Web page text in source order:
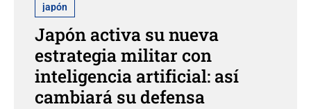
japón
Japón activa su nueva
estrategia militar con
inteligencia artificial: así
cambiará su defensa